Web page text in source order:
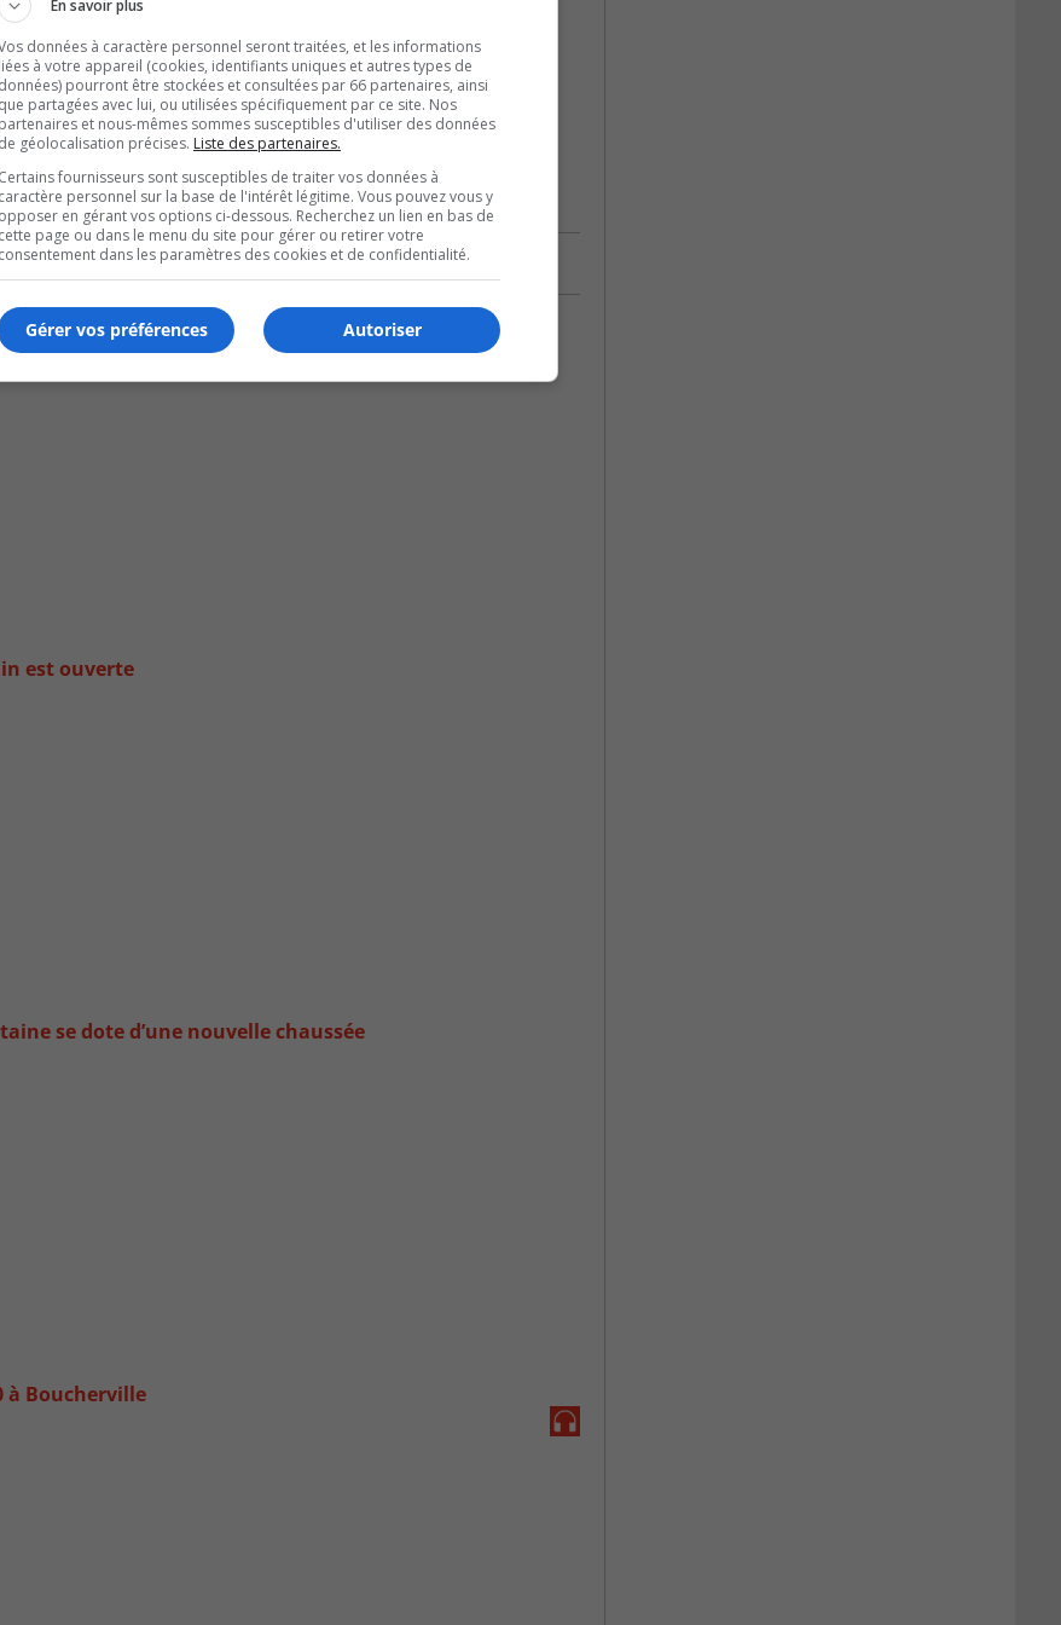
en cas de mauvaises conditions météo.
de prendre la route.
est ouverte
se dote d’une nouvelle chaussée
à Boucherville
En savoir plus
données à caractère personnel seront traitées, et les informations
liées à votre appareil (cookies, identifiants uniques et autres types de
données) pourront être stockées et consultées par 66 partenaires, ainsi
que partagées avec lui, ou utilisées spécifiquement par ce site. Nos
partenaires et nous-mêmes sommes susceptibles d'utiliser des données
de géolocalisation précises. Liste des partenaires.
Certains fournisseurs sont susceptibles de traiter vos données à
caractère personnel sur la base de l'intérêt légitime. Vous pouvez vous y
opposer en gérant vos options ci-dessous. Recherchez un lien en bas de
cette page ou dans le menu du site pour gérer ou retirer votre
consentement dans les paramètres des cookies et de confidentialité.
Autoriser
Gérer vos préférences